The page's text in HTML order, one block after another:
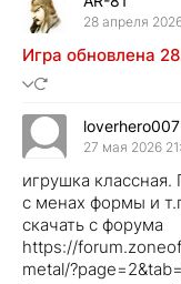
28 апреля
Игра обновлена
loverhero007
27 мая 2026
игрушка
с менах формы и
скачать с форума
https://
metal/